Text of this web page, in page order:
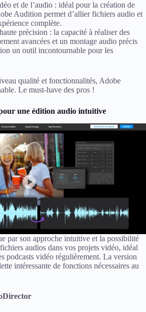
et de l’audio : idéal pour la création de
Audition permet d’allier fichiers audio et
complète.
précision : la capacité à réaliser des
avancées et un montage audio précis
un outil incontournable pour les
qualité et fonctionnalités, Adobe
Le must-have des pros !
une édition audio intuitive
par son approche intuitive et la possibilité
audios dans vos projets vidéo, idéal
podcasts vidéo régulièrement. La version
intéressante de fonctions nécessaires au